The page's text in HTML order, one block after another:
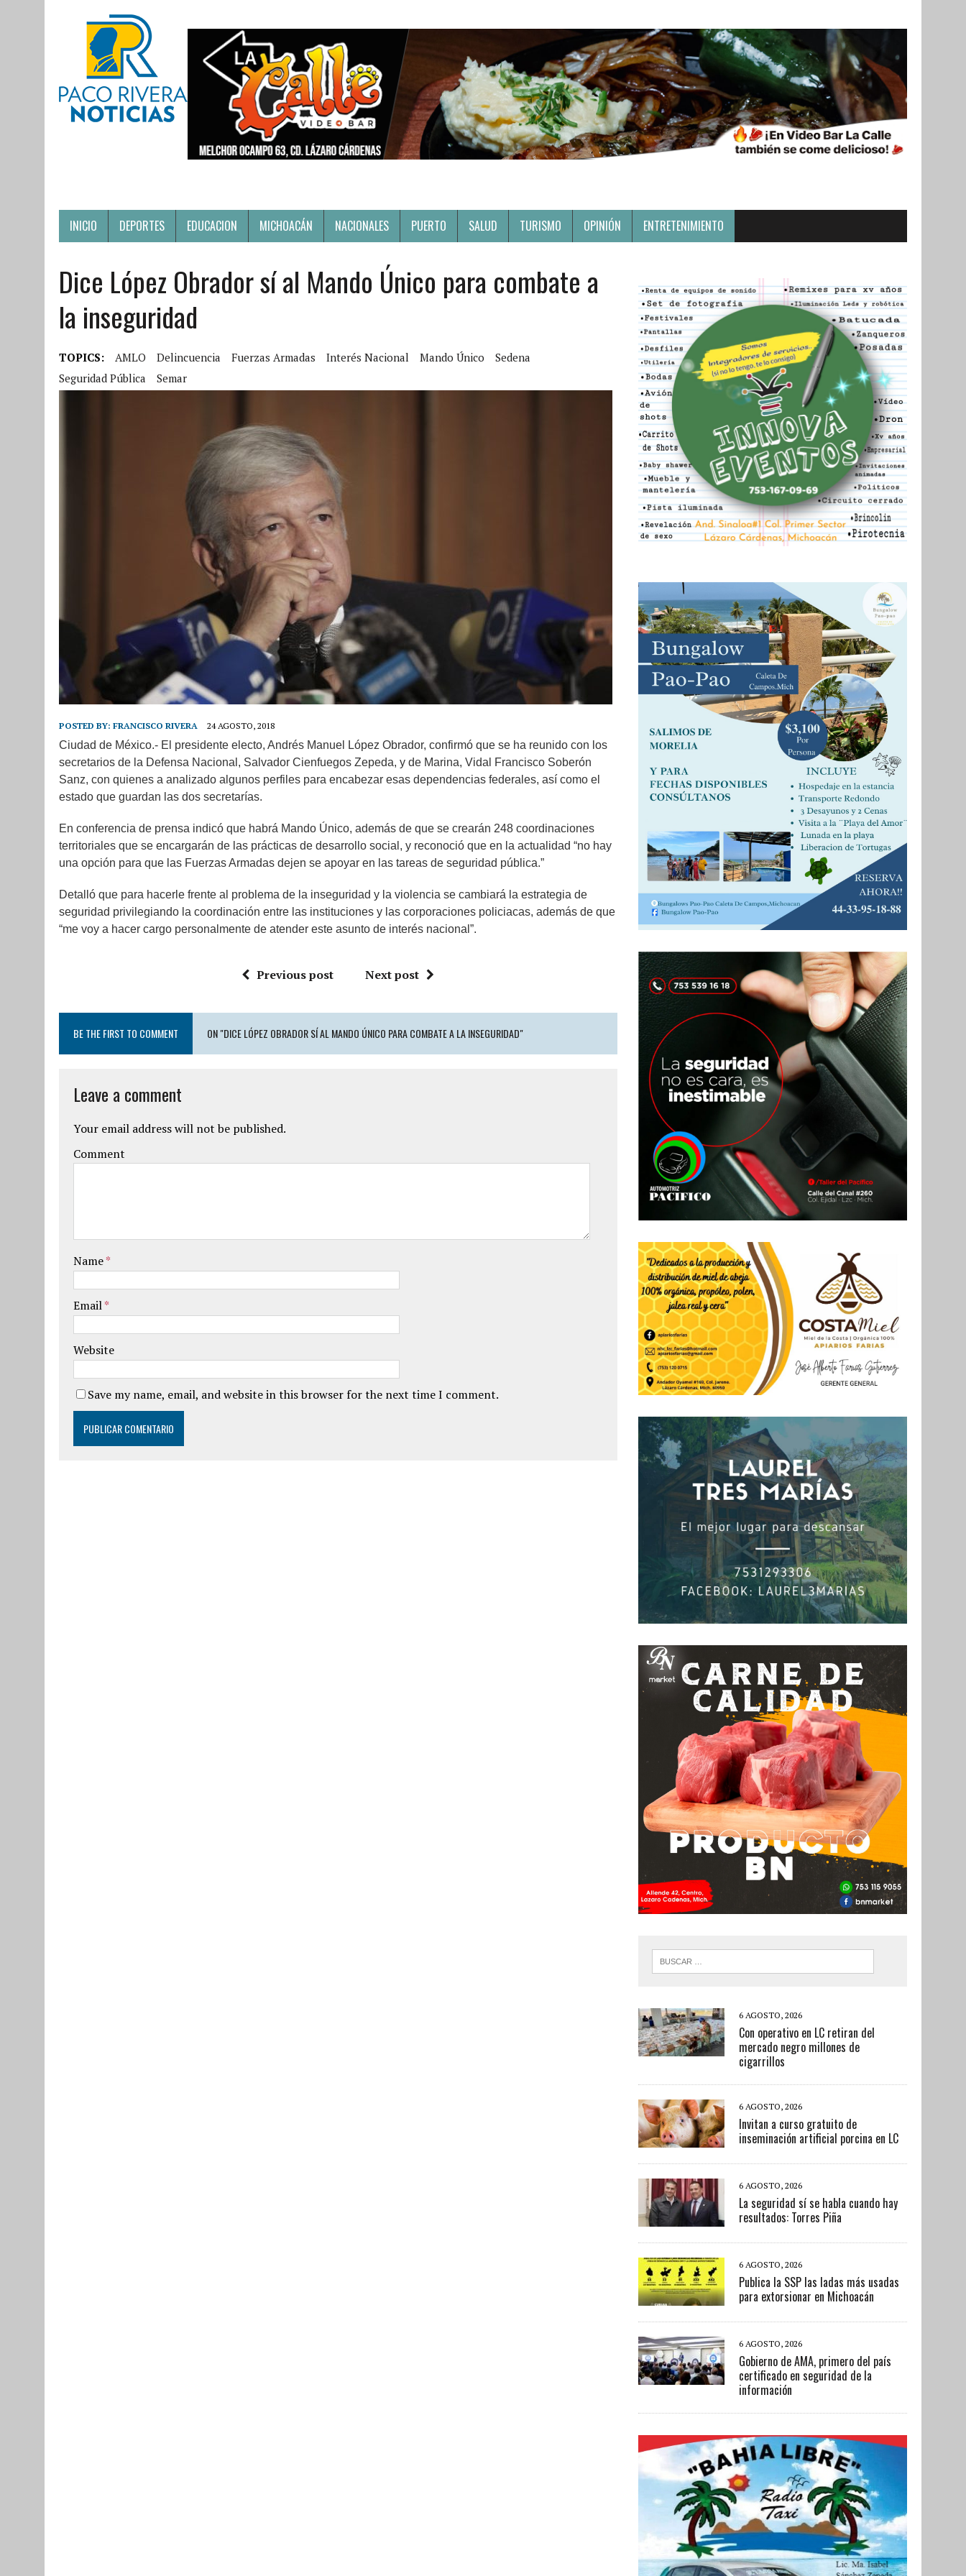
INICIO DEPORTES EDUCACION MICHOACÁN NACIONALES PUERTO SALUD TURISMO OPINIÓN ENTRETENIMIENTO
Dice López Obrador sí al Mando Único para combate a
la inseguridad
TOPICS: AMLO Delincuencia Fuerzas Armadas Interés Nacional Mando Único
Sedena
Seguridad Pública
Semar
POSTED BY: FRANCISCO RIVERA 24 AGOSTO, 2018
Ciudad de México.- El presidente electo, Andrés Manuel López Obrador, confirmó que se ha reunido con los
secretarios de la Defensa Nacional, Salvador Cienfuegos Zepeda, y de Marina, Vidal Francisco Soberón
Sanz, con quienes a analizado algunos perfiles para encabezar esas dependencias federales, así como el
estado que guardan las dos secretarías.
En conferencia de prensa indicó que habrá Mando Único, además de que se crearán 248 coordinaciones
territoriales que se encargarán de las prácticas de desarrollo social, y reconoció que en la actualidad “no hay
una opción para que las Fuerzas Armadas dejen se apoyar en las tareas de seguridad pública.”
Detalló que para hacerle frente al problema de la inseguridad y la violencia se cambiará la estrategia de
seguridad privilegiando la coordinación entre las instituciones y las corporaciones policiacas, además de que
“me voy a hacer cargo personalmente de atender este asunto de interés nacional”.
Previous post Next post
BE THE FIRST TO COMMENT ON "DICE LÓPEZ OBRADOR SÍ AL MANDO ÚNICO PARA COMBATE A LA INSEGURIDAD"
Leave a comment
Your email address will not be published.
Comment
Name*
Email*
Website
Save my name, email, and website in this browser for the next time I comment.
6 AGOSTO, 2026
Con operativo en LC retiran del
mercado negro millones de
cigarrillos
6 AGOSTO, 2026
Invitan a curso gratuito de
inseminación artificial porcina en LC
6 AGOSTO, 2026
La seguridad sí se habla cuando hay
resultados: Torres Piña
6 AGOSTO, 2026
Publica la SSP las ladas más usadas
para extorsionar en Michoacán
6 AGOSTO, 2026
Gobierno de AMA, primero del país
certificado en seguridad de la
información